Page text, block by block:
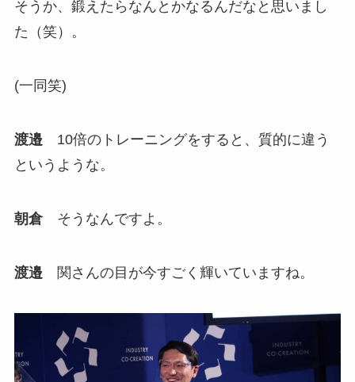
そうか、鍛えたらなんとかなるんだなと思いまし
た（笑）。
(一同笑)
渡邉 10倍のトレーニングをすると、質的に違う
というような。
朝倉そうなんですよ。
渡邉 関さんの目が今すごく輝いていますね。